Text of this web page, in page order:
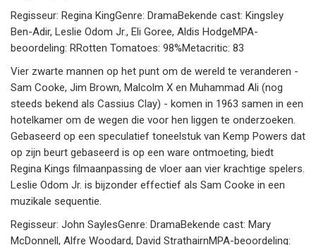
Regisseur: Regina KingGenre: DramaBekende cast: Kingsley
Ben-Adir, Leslie Odom Jr., Eli Goree, Aldis HodgeMPA-
beoordeling: RRotten Tomatoes: 98%Metacritic: 83
Vier zwarte mannen op het punt om de wereld te veranderen -
Sam Cooke, Jim Brown, Malcolm X en Muhammad Ali (nog
steeds bekend als Cassius Clay) - komen in 1963 samen in een
hotelkamer om de wegen die voor hen liggen te onderzoeken.
Gebaseerd op een speculatief toneelstuk van Kemp Powers dat
op zijn beurt gebaseerd is op een ware ontmoeting, biedt
Regina Kings filmaanpassing de vloer aan vier krachtige spelers.
Leslie Odom Jr. is bijzonder effectief als Sam Cooke in een
muzikale sequentie.
Regisseur: John SaylesGenre: DramaBekende cast: Mary
McDonnell, Alfre Woodard, David StrathairnMPA-beoordeling: